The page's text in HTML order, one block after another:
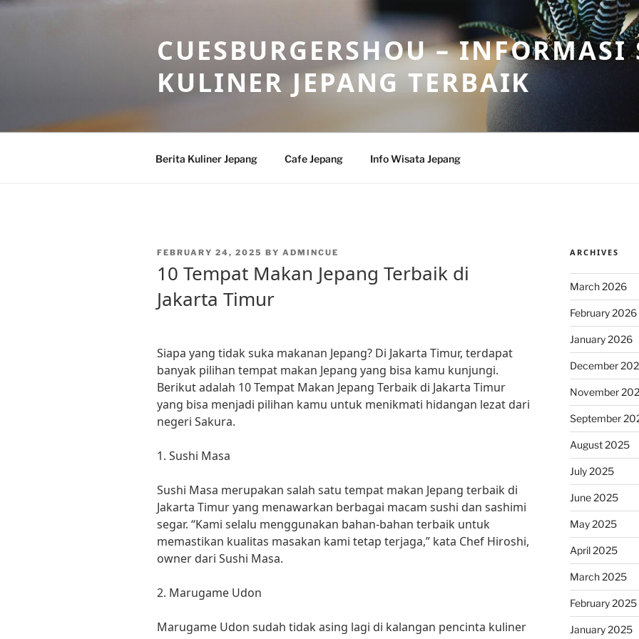
Skip
CUESBURGERSHOU – INFORMASI
KULINER JEPANG TERBAIK
Berita Kuliner Jepang Cafe Jepang Info Wisata Jepang
POSTED
FEBRUARY 24, 2025 BY ADMINCUE
10 Tempat Makan Jepang Terbaik di
Jakarta Timur
Siapa yang tidak suka makanan Jepang? Di Jakarta Timur, terdapat
banyak pilihan tempat makan Jepang yang bisa kamu kunjungi.
Berikut adalah 10 Tempat Makan Jepang Terbaik di Jakarta Timur
yang bisa menjadi pilihan kamu untuk menikmati hidangan lezat dari
negeri Sakura.
1. Sushi Masa
Sushi Masa merupakan salah satu tempat makan Jepang terbaik di
Jakarta Timur yang menawarkan berbagai macam sushi dan sashimi
segar. “Kami selalu menggunakan bahan-bahan terbaik untuk
memastikan kualitas masakan kami tetap terjaga,” kata Chef Hiroshi,
owner dari Sushi Masa.
2. Marugame Udon
Marugame Udon sudah tidak asing lagi di kalangan pencinta kuliner
ARCHIVES
March 2026
February 2026
January 2026
December
November
September
August 2025
July 2025
June 2025
May 2025
April 2025
March 2025
February 2025
January 2025